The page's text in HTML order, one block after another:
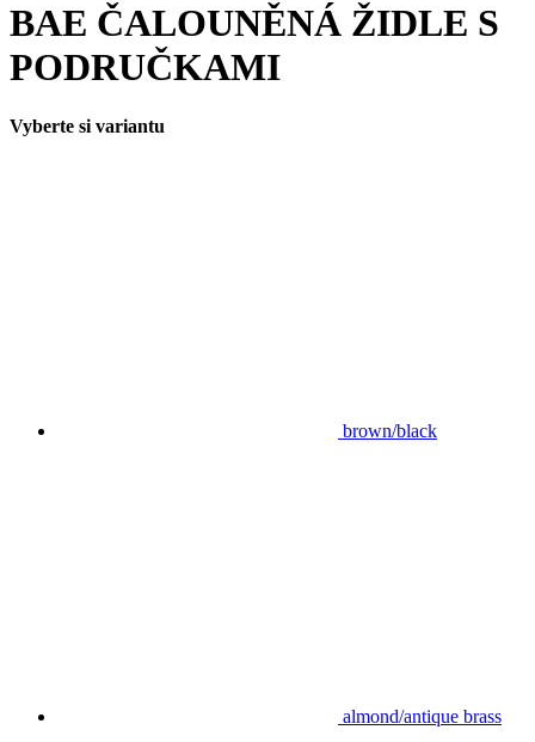
BAE ČALOUNĚNÁ ŽIDLE S
PODRUČKAMI
Vyberte si variantu
brown/black
almond/antique brass